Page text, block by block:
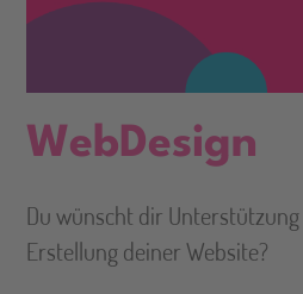
WebDesign
Du wünscht dir
Erstellung deiner Website?